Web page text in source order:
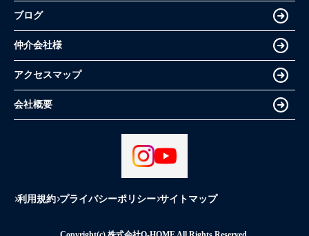
ブログ
仲介会社様
アクセスマップ
会社概要
利用規約 プライバシーポリシー サイトマップ